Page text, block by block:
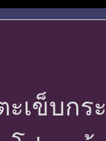
ะเข็บก